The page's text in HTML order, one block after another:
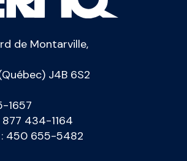
de Montarville,
J4B 6S2
1657
877 434-1164
: 450 655-5482